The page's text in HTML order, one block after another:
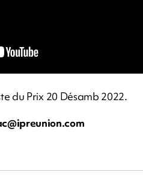
du Prix 20 Désamb 2022.